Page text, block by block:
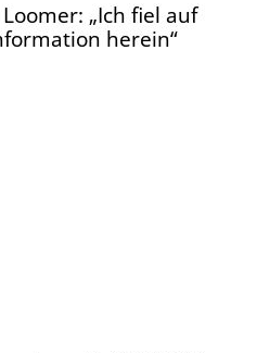
„Ich fiel auf
herein“